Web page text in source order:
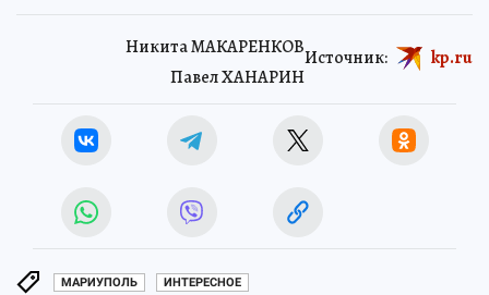
Никита МАКАРЕНКОВ
Павел ХАНАРИН
Источник: kp.ru
МАРИУПОЛЬ ИНТЕРЕСНОЕ